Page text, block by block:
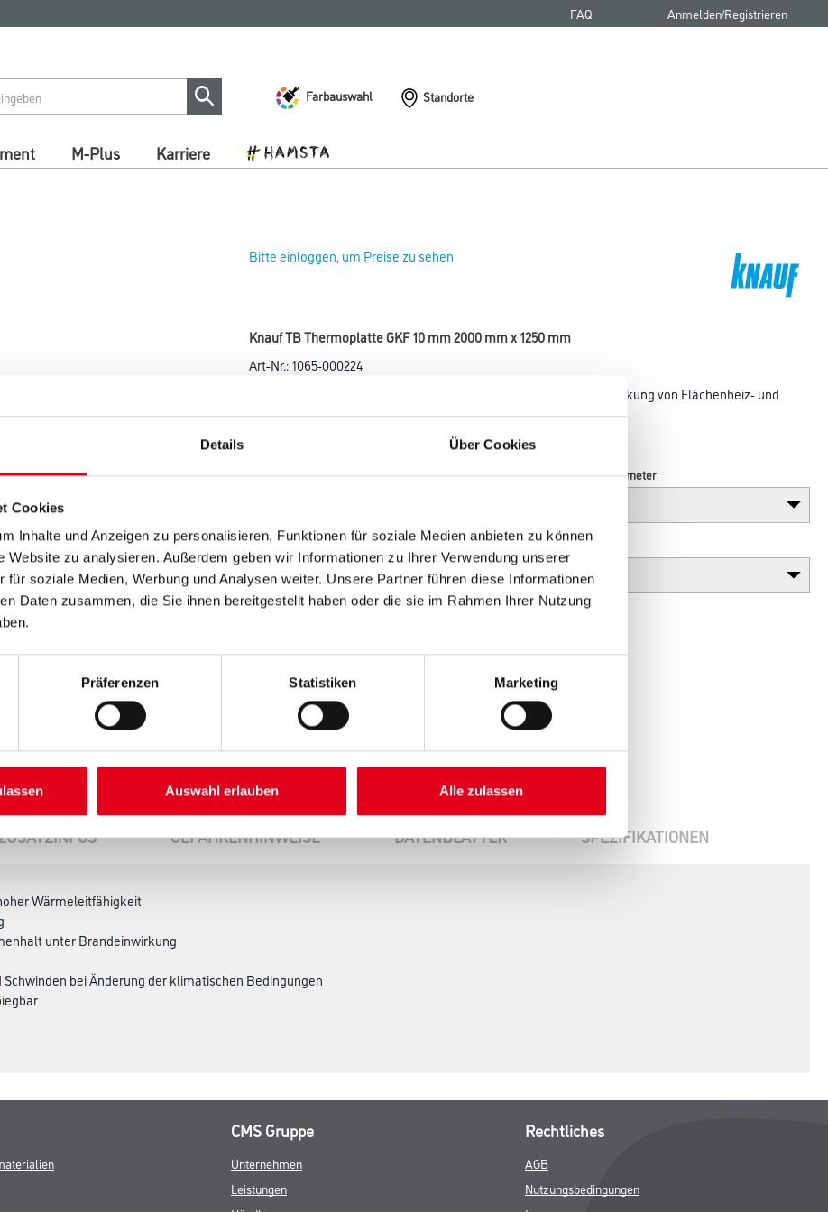
Details Über Cookies
Cookies
Inhalte und Anzeigen zu personalisieren, Funktionen für soziale Medien anbieten zu können
Website zu analysieren. Außerdem geben wir Informationen zu Ihrer Verwendung unserer
für soziale Medien, Werbung und Analysen weiter. Unsere Partner führen diese Informationen
Daten zusammen, die Sie ihnen bereitgestellt haben oder die sie im Rahmen Ihrer Nutzung
Präferenzen Statistiken Marketing
Auswahl erlauben Alle zulassen
FAQ Anmelden/Registrieren
Farbauswahl Standorte
M-Plus Karriere
Bitte einloggen, um Preise zu sehen
Knauf TB Thermoplatte GKF 10 mm 2000 mm x 1250 mm
Art-Nr.:1065-000224
Knauf Thermoboard GKF wird bei Trockenbausystemen als Beplankung von Flächenheiz- und
Flächenkühlsystemen eingesetzt, die eine
Länge in centimeter Breite in centimeter
Gebinde Plattenstärke
GEFAHRENHINWEISE DATENBLÄTTER SPEZIFIKATIONEN
Wärmeleitfähigkeit
unter Brandeinwirkung
Schwinden bei Änderung der klimatischen Bedingungen
CMS Gruppe
Unternehmen
Leistungen
Rechtliches
AGB
Nutzungsbedingungen